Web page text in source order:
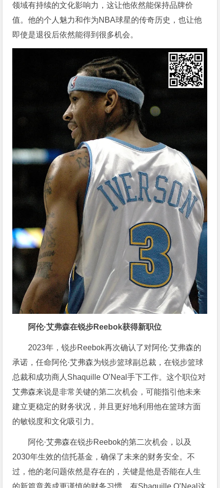
领域有持续的文化影响力，这让他依然能保持品牌价
值。他的个人魅力和作为NBA球星的传奇历史，也让他
即使是退役后依然能得到很多机会。
阿伦·艾弗森在锐步Reebok获得新职位
2023年，锐步Reebok再次确认了对阿伦·艾弗森的
承诺，任命阿伦·艾弗森为锐步篮球副总裁，在锐步篮球
总裁和成功商人Shaquille O’Neal手下工作。这个职位对
艾弗森来说是非常关键的第二次机会，可能指引他未来
建立更稳定的财务状况，并且更好地利用他在篮球方面
的敏锐度和文化吸引力。
阿伦·艾弗森在锐步Reebok的第二次机会，以及
2030年生效的信托基金，确保了未来的财务安全。不
过，他的老问题依然是存在的，关键是他是否能在人生
的新篇章养成更谨慎的财务习惯。有Shaquille O’Neal这